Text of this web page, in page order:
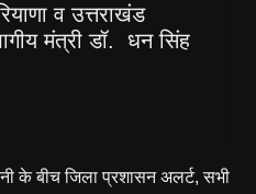
व उत्तराखंड
मंत्री डॉ. धन सिंह